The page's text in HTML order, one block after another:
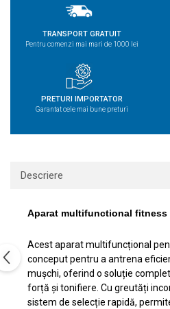
TRANSPORT GRATUIT
Pentru comenzi mai mari de 1000 lei
PRETURI IMPORTATOR
Garantat cele mai bune preturi
Descriere
Aparat multifunctional fitness
Acest aparat multifuncțional
conceput pentru a antrena
mușchi, oferind o soluție
forță și tonifiere. Cu greutăți
sistem de selecție rapidă,